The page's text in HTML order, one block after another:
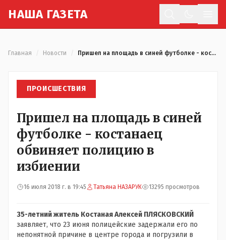
НАША ГАЗЕТА
Главная Новости Пришел на площадь в синей футболке - костанаец обвиняет полицию в избиении
ПРОИСШЕСТВИЯ
Пришел на площадь в синей
футболке - костанаец
обвиняет полицию в
избиении
16 июля 2018 г. в 19:45 Татьяна НАЗАРУК 13295 просмотров
35-летний житель Костаная Алексей ПЛЯСКОВСКИЙ
заявляет, что 23 июня полицейские задержали его по
непонятной причине в центре города и погрузили в